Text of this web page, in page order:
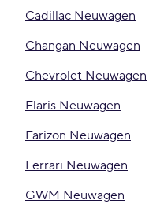
Cadillac Neuwagen
Changan Neuwagen
Chevrolet Neuwagen
Elaris Neuwagen
Farizon Neuwagen
Ferrari Neuwagen
GWM Neuwagen